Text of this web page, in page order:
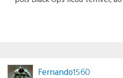
Fernando1560